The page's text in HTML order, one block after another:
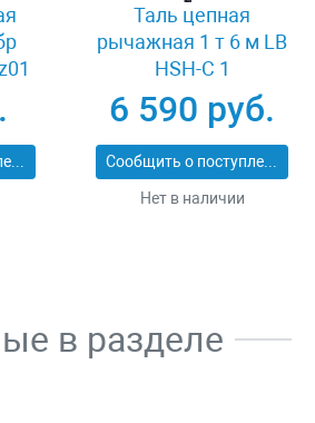
Сообщить о поступлении
Таль цепная
рычажная 1 т 6 м LB
HSH-C 1
6 590 руб.
Сообщить о поступлении
Нет в наличии
в разделе